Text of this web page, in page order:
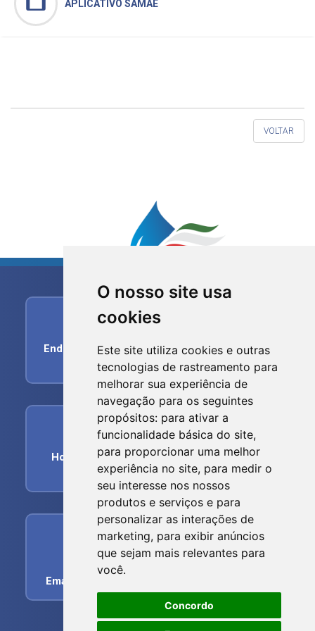
O nosso site usa
cookies
Este site utiliza cookies e outras
tecnologias de rastreamento para
melhorar sua experiência de
navegação para os seguintes
propósitos: para ativar a
funcionalidade básica do site,
para proporcionar uma melhor
experiência no site, para medir o
seu interesse nos nossos
produtos e serviços e para
personalizar as interações de
marketing, para exibir anúncios
que sejam mais relevantes para
você.
Concordo
APLICATIVO SAMAE
VOLTAR
home
Endereço:
R. dos Imigrantes, 356 - Centro, Nova
Trento - SC, 88270-000
schedule
Horário de funcionamento:Segunda-feira a
Sexta-feira das 07h00min às 17:00hs
phone
Telefone:
Email: